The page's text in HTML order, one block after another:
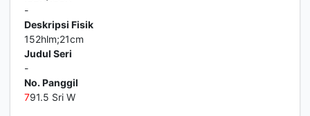
-
Deskripsi Fisik
152hlm;21cm
Judul Seri
-
No. Panggil
791.5 Sri W